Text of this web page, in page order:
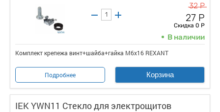
32 Р
27 Р
Скидка 0 Р
В наличии
Комплект крепежа винт+шайба+гайка M6x16 REXANT
Подробнее Корзина
IEK YWN11 Стекло для электрощитов